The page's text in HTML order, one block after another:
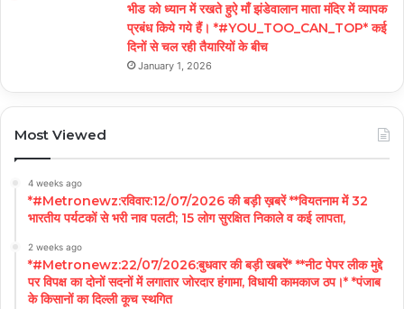
भीड को ध्यान में रखते हुऐ माँ झंडेवालान माता मंदिर में व्यापक
प्रबंध किये गये हैं। *#YOU_TOO_CAN_TOP* कई
दिनों से चल रही तैयारियों के बीच
January 1, 2026
Most Viewed
4 weeks ago
*#Metronewz:रविवार:12/07/2026 की बड़ी ख़बरें **वियतनाम में 32
भारतीय पर्यटकों से भरी नाव पलटी; 15 लोग सुरक्षित निकाले व कई लापता,
2 weeks ago
*#Metronewz:22/07/2026:बुधवार की बड़ी खबरें* **नीट पेपर लीक मुद्दे
पर विपक्ष का दोनों सदनों में लगातार जोरदार हंगामा, विधायी कामकाज ठप।* *पंजाब
के किसानों का दिल्ली कूच स्थगित